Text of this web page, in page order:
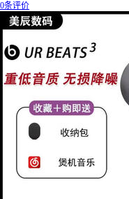
0条评价